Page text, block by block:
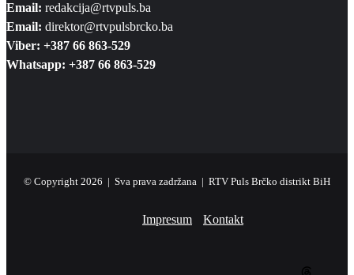
Email: redakcija@rtvpuls.ba
Email: direktor@rtvpulsbrcko.ba
Viber: +387 66 863-529
Whatsapp: +387 66 863-529
© Copyright 2026 | Sva prava zadržana | RTV Puls Brčko distrikt BiH
Impresum Kontakt